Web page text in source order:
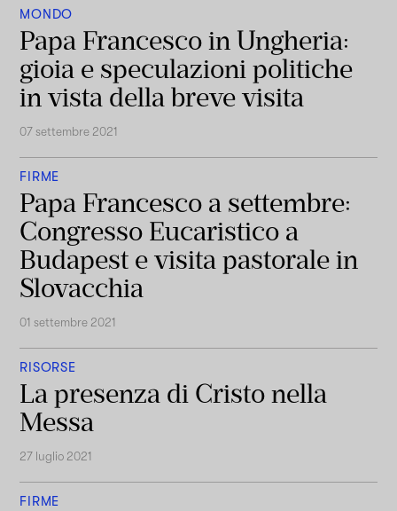
MONDO
Papa Francesco in Ungheria:
gioia e speculazioni politiche
in vista della breve visita
07 settembre 2021
FIRME
Papa Francesco a settembre:
Congresso Eucaristico a
Budapest e visita pastorale in
Slovacchia
01 settembre 2021
RISORSE
La presenza di Cristo nella
Messa
27 luglio 2021
FIRME